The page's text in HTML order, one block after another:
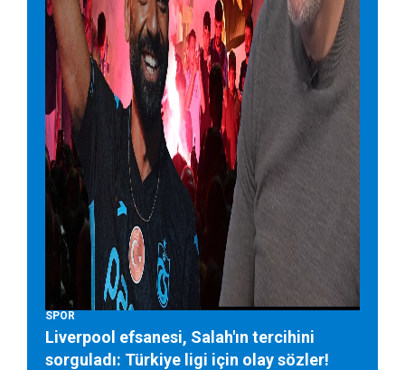
SPOR
Liverpool efsanesi, Salah'ın tercihini
sorguladı: Türkiye ligi için olay sözler!